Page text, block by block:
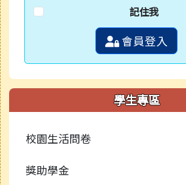
記住我
會員登入
學生專區
校園生活問卷
獎助學金